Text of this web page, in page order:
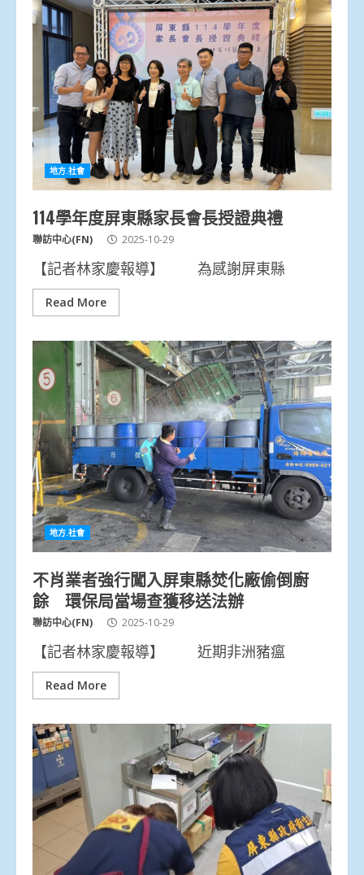
地方.社會
114學年度屏東縣家長會長授證典禮
聯訪中心(FN) 2025-10-29
【記者林家慶報導】 為感謝屏東縣
Read More
地方.社會
不肖業者強行闖入屏東縣焚化廠偷倒廚
餘 環保局當場查獲移送法辦
聯訪中心(FN) 2025-10-29
【記者林家慶報導】 近期非洲豬瘟
Read More